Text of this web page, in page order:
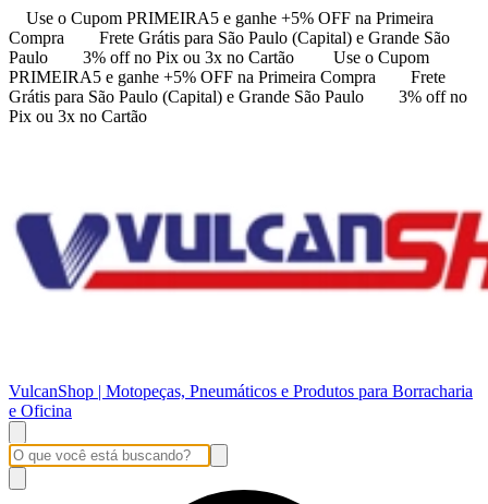
Use o Cupom PRIMEIRA5 e ganhe +5% OFF na Primeira
Compra
Frete Grátis para São Paulo (Capital) e Grande São
Paulo
3% off no Pix ou 3x no Cartão
Use o Cupom
PRIMEIRA5 e ganhe +5% OFF na Primeira Compra
Frete
Grátis para São Paulo (Capital) e Grande São Paulo
3% off no
Pix ou 3x no Cartão
VulcanShop | Motopeças, Pneumáticos e Produtos para Borracharia
e Oficina